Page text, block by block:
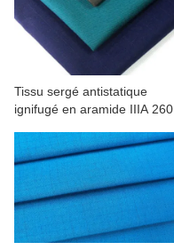
CONTACTEZ NOUS
VIDÉOS
Tissu sergé antistatique
ignifugé en aramide IIIA 260